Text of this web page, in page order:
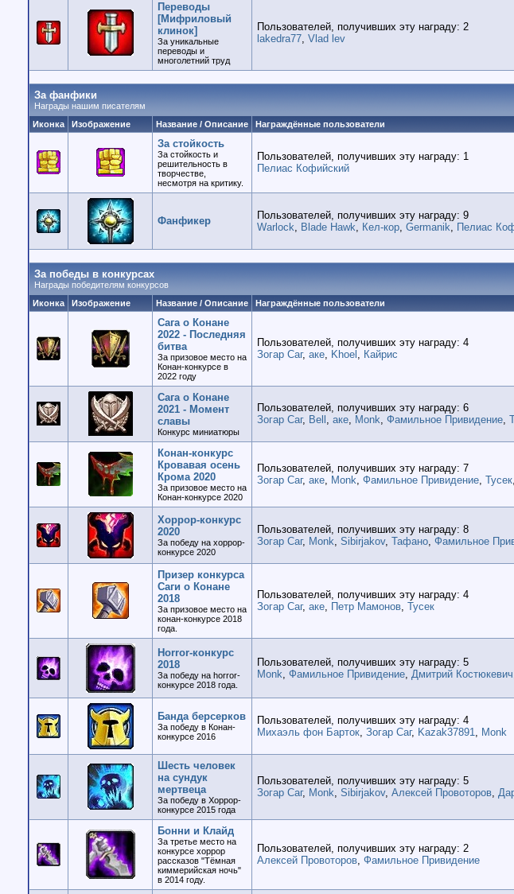
Переводы
[Мифриловый
клинок]
За уникальные
переводы и
многолетний труд
Пользователей, получивших эту награду: 2
lakedra77, Vlad lev
За фанфики
Награды нашим писателям
Иконка
Изображение Название / Описание Награждённые пользователи
За стойкость
За стойкость и
решительность в
творчестве,
несмотря на критику.
Пользователей, получивших эту награду: 1
Пелиас Кофийский
Фанфикер
Пользователей, получивших эту награду: 9
Warlock, Blade Hawk, Кел-кор, Germanik, Пелиас
За победы в конкурсах
Награды победителям конкурсов
Иконка
Изображение Название / Описание Награждённые пользователи
Сага о Конане
2022 - Последняя
битва
За призовое место на
Конан-конкурсе в
2022 году
Пользователей, получивших эту награду: 4
Зогар Саг, аке, Khoel , Кайрис
Сага о Конане
2021 - Момент
славы
Конкурс миниатюры
Пользователей, получивших эту награду: 6
Зогар Саг, Bell , аке, Monk, Фамильное Привидение,
Конан-конкурс
Кровавая осень
Крома 2020
За призовое место на
Конан-конкурсе 2020
Пользователей, получивших эту награду: 7
Зогар Саг, аке, Monk, Фамильное Привидение, Тусек,
Хоррор-конкурс
2020
За победу на хоррор-
конкурсе 2020
Пользователей, получивших эту награду: 8
Зогар Саг, Monk, Sibirjakov, Тафано, Фамильное
Призер конкурса
Саги о Конане
2018
За призовое место на
конан-конкурсе 2018
года.
Пользователей, получивших эту награду: 4
Зогар Саг, аке, Петр Мамонов, Тусек
Horror-конкурс
2018
За победу на horror-
конкурсе 2018 года.
Пользователей, получивших эту награду: 5
Monk, Фамильное Привидение, Дмитрий Костюкевич
Банда берсерков
За победу в Конан-
конкурсе 2016
Пользователей, получивших эту награду: 4
Михаэль фон Барток, Зогар Саг, Kazak37891, Monk
Шесть человек
на сундук
мертвеца
За победу в Хоррор-
конкурсе 2015 года
Пользователей, получивших эту награду: 5
Зогар Саг, Monk, Sibirjakov, Алексей Провоторов,
Бонни и Клайд
За третье место на
конкурсе хоррор
рассказов "Тёмная
киммерийская ночь"
в 2014 году.
Пользователей, получивших эту награду: 2
Алексей Провоторов, Фамильное Привидение